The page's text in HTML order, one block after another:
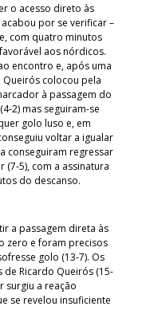
o acesso direto às
por se verificar –
com quatro minutos
aos nórdicos.
encontro e, após uma
Queirós colocou pela
à passagem do
2) mas seguiram-se
golo luso e, em
voltar a igualar
conseguiram regressar
5), com a assinatura
do descanso.
a passagem direta às
zero e foram precisos
golo (13-7). Os
Ricardo Queirós (15-
surgiu a reação
se revelou insuficiente